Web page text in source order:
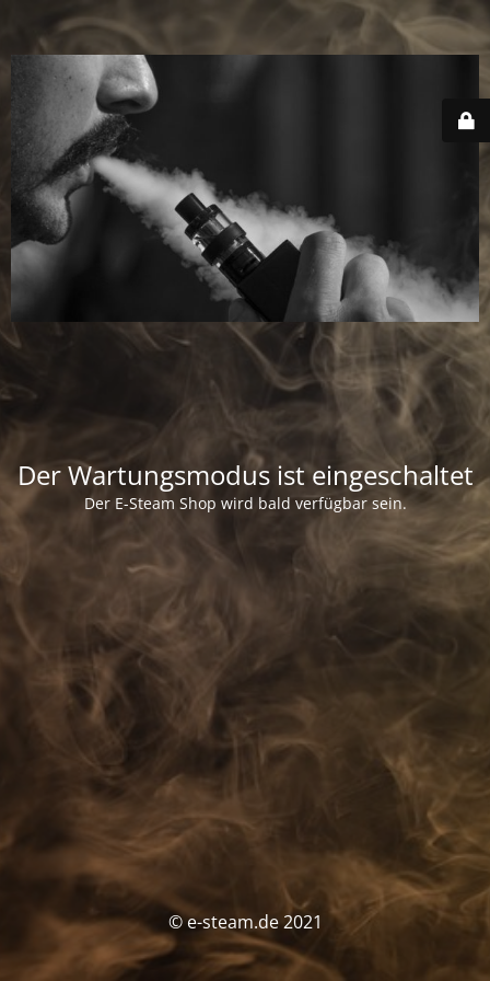
Der Wartungsmodus ist eingeschaltet
Der E-Steam Shop wird bald verfügbar sein.
© e-steam.de 2021